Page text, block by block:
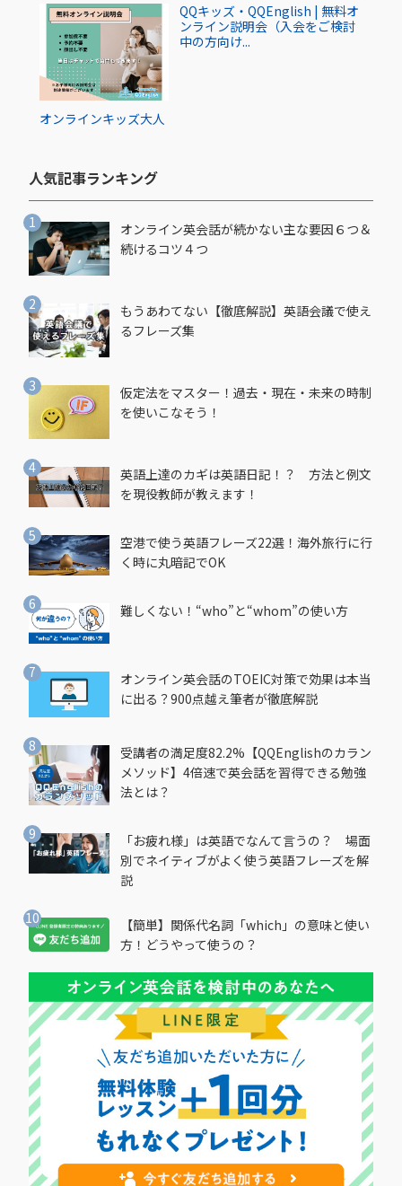
オンラインキッズ大人
QQキッズ・QQEnglish | 無料オ
ンライン説明会（入会をご検討
中の方向け...
人気記事ランキング​
オンライン英会話が続かない主な要因６つ＆
続けるコツ４つ
もうあわてない【徹底解説】英語会議で使え
るフレーズ集
仮定法をマスター！過去・現在・未来の時制
を使いこなそう！
英語上達のカギは英語日記！？ 方法と例文
を現役教師が教えます！
空港で使う英語フレーズ22選！海外旅行に行
く時に丸暗記でOK
難しくない！“who”と“whom”の使い方
オンライン英会話のTOEIC対策で効果は本当
に出る？900点越え筆者が徹底解説
受講者の満足度82.2%【QQEnglishのカラン
メソッド】4倍速で英会話を習得できる勉強
法とは？
「お疲れ様」は英語でなんて言うの？ 場面
別でネイティブがよく使う英語フレーズを解
説
【簡単】関係代名詞「which」の意味と使い
方！どうやって使うの？